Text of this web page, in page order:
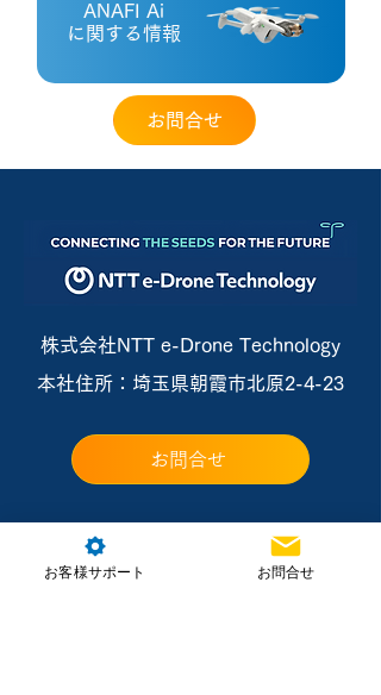
ANAFI Ai
に関する情報
お問合せ
株式会社NTT e-Drone Technology
本社住所：埼玉県朝霞市北原2-4-23
お問合せ
お客様サポート お問合せ